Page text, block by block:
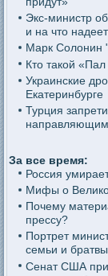
Экс-министр
и на что
Марк Солонин
Кто такой
Украинские
Екатеринбурге
Турция
За все время:
Россия
Мифы о
Почему
прессу?
Портрет
семьи и братвы
Сенат США